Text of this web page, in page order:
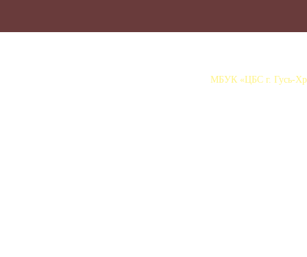
МБУК «ЦБС г. Гусь-